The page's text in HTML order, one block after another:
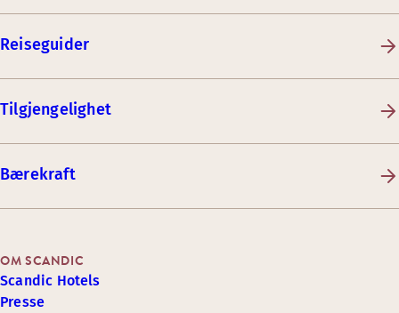
Reiseguider
Tilgjengelighet
Bærekraft
OM SCANDIC
Scandic Hotels
Presse